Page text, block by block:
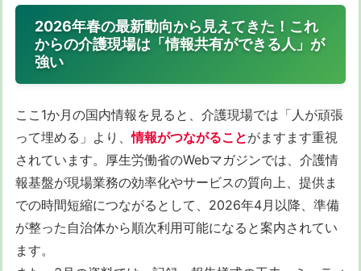
2026年春の最新動向から見えてきた！これ
からの介護現場は「情報共有ができる人」が
強い
ここ1か月の国内情報を見ると、介護現場では「人が頑張
って埋める」より、情報がつながることがますます重視
されています。厚生労働省のWebマガジンでは、介護情
報基盤が現場業務の効率化やサービスの質向上、提供ま
での時間短縮につながるとして、2026年4月以降、準備
が整った自治体から順次利用可能になると案内されてい
ます。